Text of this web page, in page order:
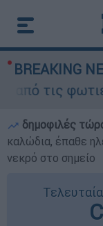
BREAKING
φωτιές
δημοφιλές
καλώδια, έπαθε
νεκρό στο σημείο